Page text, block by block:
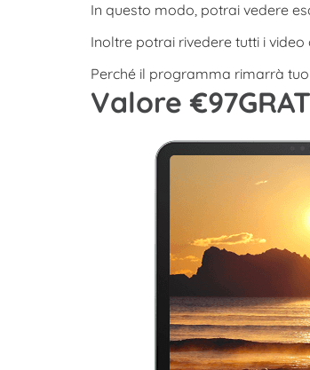
In questo modo, potrai vedere
Inoltre potrai rivedere tutti i
Perché il programma rimarrà tuo
Valore